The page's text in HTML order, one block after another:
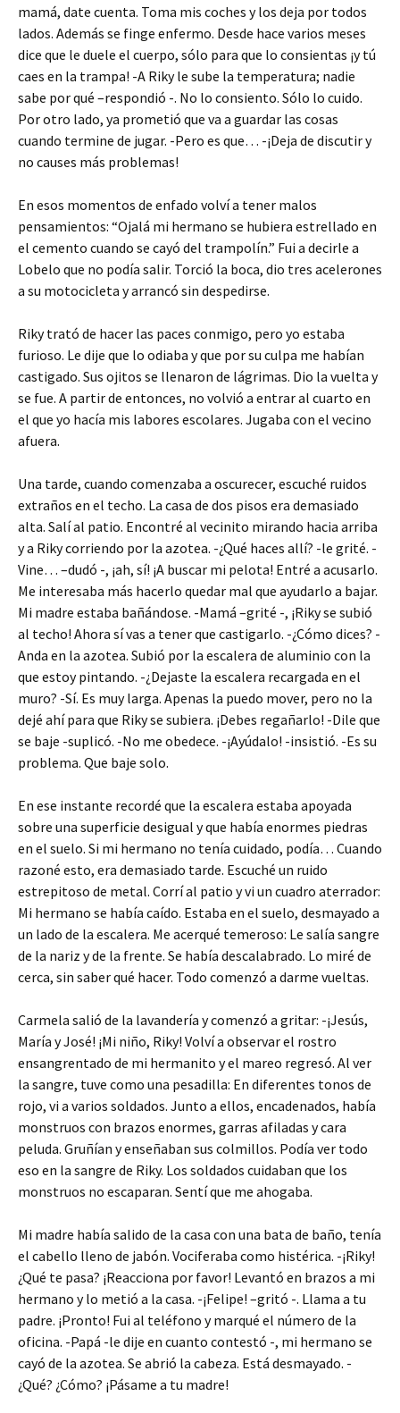
mamá, date cuenta. Toma mis coches y los deja por todos
lados. Además se finge enfermo. Desde hace varios meses
dice que le duele el cuerpo, sólo para que lo consientas ¡y tú
caes en la trampa! -A Riky le sube la temperatura; nadie
sabe por qué –respondió -. No lo consiento. Sólo lo cuido.
Por otro lado, ya prometió que va a guardar las cosas
cuando termine de jugar. -Pero es que… -¡Deja de discutir y
no causes más problemas!
En esos momentos de enfado volví a tener malos
pensamientos: “Ojalá mi hermano se hubiera estrellado en
el cemento cuando se cayó del trampolín.” Fui a decirle a
Lobelo que no podía salir. Torció la boca, dio tres acelerones
a su motocicleta y arrancó sin despedirse.
Riky trató de hacer las paces conmigo, pero yo estaba
furioso. Le dije que lo odiaba y que por su culpa me habían
castigado. Sus ojitos se llenaron de lágrimas. Dio la vuelta y
se fue. A partir de entonces, no volvió a entrar al cuarto en
el que yo hacía mis labores escolares. Jugaba con el vecino
afuera.
Una tarde, cuando comenzaba a oscurecer, escuché ruidos
extraños en el techo. La casa de dos pisos era demasiado
alta. Salí al patio. Encontré al vecinito mirando hacia arriba
y a Riky corriendo por la azotea. -¿Qué haces allí? -le grité. -
Vine… –dudó -, ¡ah, sí! ¡A buscar mi pelota! Entré a acusarlo.
Me interesaba más hacerlo quedar mal que ayudarlo a bajar.
Mi madre estaba bañándose. -Mamá –grité -, ¡Riky se subió
al techo! Ahora sí vas a tener que castigarlo. -¿Cómo dices? -
Anda en la azotea. Subió por la escalera de aluminio con la
que estoy pintando. -¿Dejaste la escalera recargada en el
muro? -Sí. Es muy larga. Apenas la puedo mover, pero no la
dejé ahí para que Riky se subiera. ¡Debes regañarlo! -Dile que
se baje -suplicó. -No me obedece. -¡Ayúdalo! -insistió. -Es su
problema. Que baje solo.
En ese instante recordé que la escalera estaba apoyada
sobre una superficie desigual y que había enormes piedras
en el suelo. Si mi hermano no tenía cuidado, podía… Cuando
razoné esto, era demasiado tarde. Escuché un ruido
estrepitoso de metal. Corrí al patio y vi un cuadro aterrador:
Mi hermano se había caído. Estaba en el suelo, desmayado a
un lado de la escalera. Me acerqué temeroso: Le salía sangre
de la nariz y de la frente. Se había descalabrado. Lo miré de
cerca, sin saber qué hacer. Todo comenzó a darme vueltas.
Carmela salió de la lavandería y comenzó a gritar: -¡Jesús,
María y José! ¡Mi niño, Riky! Volví a observar el rostro
ensangrentado de mi hermanito y el mareo regresó. Al ver
la sangre, tuve como una pesadilla: En diferentes tonos de
rojo, vi a varios soldados. Junto a ellos, encadenados, había
monstruos con brazos enormes, garras afiladas y cara
peluda. Gruñían y enseñaban sus colmillos. Podía ver todo
eso en la sangre de Riky. Los soldados cuidaban que los
monstruos no escaparan. Sentí que me ahogaba.
Mi madre había salido de la casa con una bata de baño, tenía
el cabello lleno de jabón. Vociferaba como histérica. -¡Riky!
¿Qué te pasa? ¡Reacciona por favor! Levantó en brazos a mi
hermano y lo metió a la casa. -¡Felipe! –gritó -. Llama a tu
padre. ¡Pronto! Fui al teléfono y marqué el número de la
oficina. -Papá -le dije en cuanto contestó -, mi hermano se
cayó de la azotea. Se abrió la cabeza. Está desmayado. -
¿Qué? ¿Cómo? ¡Pásame a tu madre!